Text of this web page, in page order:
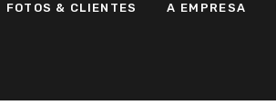
FOTOS & CLIENTES A EMPRESA